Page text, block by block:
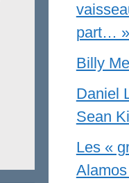
part… »
Billy
Daniel
Sean
Les «